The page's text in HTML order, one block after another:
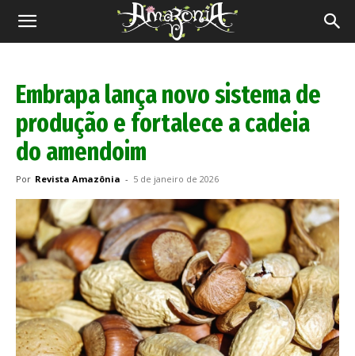
Revista
Embrapa lança novo sistema de
produção e fortalece a cadeia
do amendoim
Por Revista Amazônia - 5 de janeiro de 2026